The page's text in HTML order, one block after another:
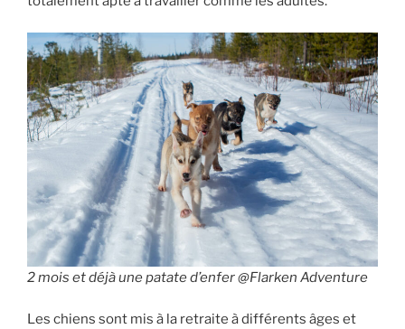
2 mois et déjà une patate d’enfer @Flarken Adventure
Les chiens sont mis à la retraite à différents âges et